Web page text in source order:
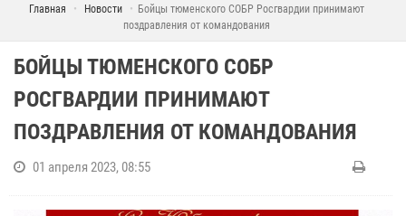
Главная Новости
Бойцы тюменского СОБР Росгвардии принимают
поздравления от командования
БОЙЦЫ ТЮМЕНСКОГО СОБР
РОСГВАРДИИ ПРИНИМАЮТ
ПОЗДРАВЛЕНИЯ ОТ КОМАНДОВАНИЯ
01 апреля 2023, 08:55